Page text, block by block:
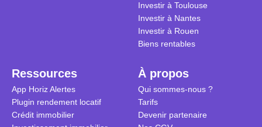
Investir à Toulouse
Investir à Nantes
Investir à Rouen
Biens rentables
Ressources
App Horiz Alertes
Plugin rendement locatif
Crédit immobilier
À propos
Qui sommes-nous ?
Tarifs
Devenir partenaire